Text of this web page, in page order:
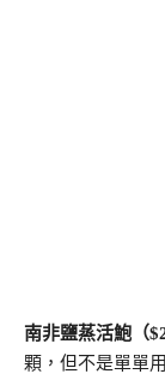
南非鹽蒸活鮑（
顆，但不是單單